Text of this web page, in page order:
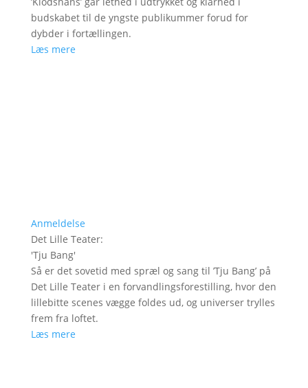
budskabet til de yngste publikummer forud for
dybder i fortællingen.
Læs mere
Anmeldelse
Det Lille Teater:
'Tju Bang'
Så er det sovetid med spræl og sang til ’Tju Bang’ på
Det Lille Teater i en forvandlingsforestilling, hvor den
lillebitte scenes vægge foldes ud, og universer trylles
frem fra loftet.
Læs mere